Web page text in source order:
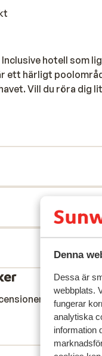
Denna
Dessa är
webbplats.
fungerar
analytiska
information
Inclusive hotell som
ett härligt
Vill du röra dig
och behöver
snacks och
och ungdomar,
som